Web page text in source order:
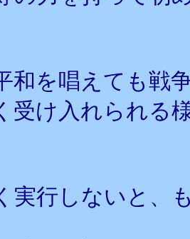
和を唱えても戦
受け入れられる
実行しないと、